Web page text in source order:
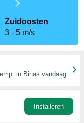
Zuidoosten
3
5 m/s
in Binas vandaag
Installeren